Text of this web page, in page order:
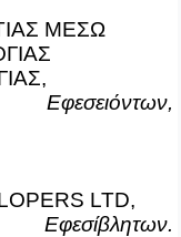
ΜΕΣΩ
Εφεσειόντων,
LTD,
Εφεσίβλητων.